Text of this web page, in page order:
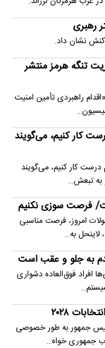
رهبری
نشان داد.
تنگه هرمز منتشر
راهبردی تأمین امنیت
درست کار کنیم، می‌گویند
می‌خواهیم درست کار کنیم، می‌گویند
به تبعش…
فرصت سوزی نکنیم
امروز، فرصت مناسبی
به…
به جلو و عقب است
افراد فوق‌العاده دشواری
۲۰۲۸
جمهور به طور خصوصی
جمهوری خواه…